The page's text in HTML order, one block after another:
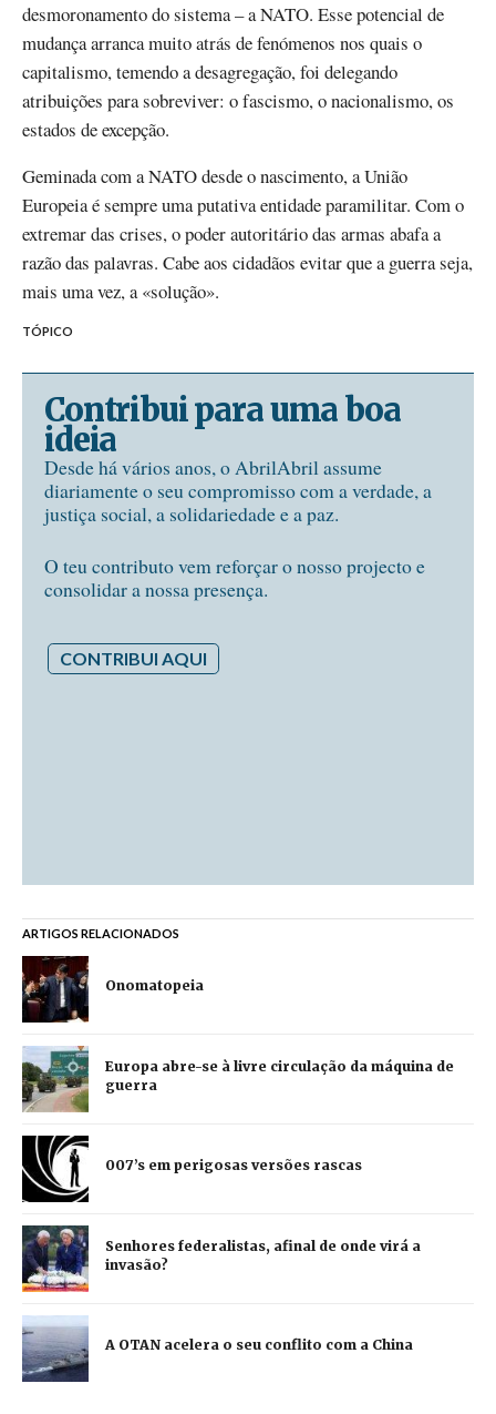
desmoronamento do sistema – a NATO. Esse potencial de
mudança arranca muito atrás de fenómenos nos quais o
capitalismo, temendo a desagregação, foi delegando
atribuições para sobreviver: o fascismo, o nacionalismo, os
estados de excepção.
Geminada com a NATO desde o nascimento, a União
Europeia é sempre uma putativa entidade paramilitar. Com o
extremar das crises, o poder autoritário das armas abafa a
razão das palavras. Cabe aos cidadãos evitar que a guerra seja,
mais uma vez, a «solução».
TÓPICO
Contribui para uma boa
ideia
Desde há vários anos, o AbrilAbril assume
diariamente o seu compromisso com a verdade, a
justiça social, a solidariedade e a paz.
O teu contributo vem reforçar o nosso projecto e
consolidar a nossa presença.
CONTRIBUI AQUI
ARTIGOS RELACIONADOS
Onomatopeia
Europa abre-se à livre circulação da máquina de
guerra
007’s em perigosas versões rascas
Senhores federalistas, afinal de onde virá a
invasão?
A OTAN acelera o seu conflito com a China